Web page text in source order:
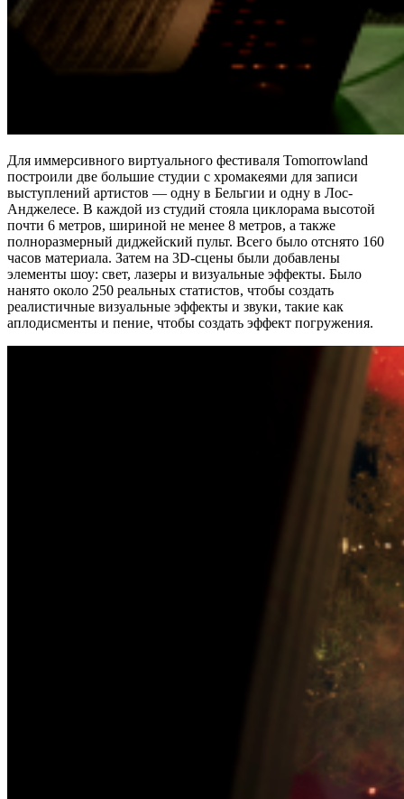
Для иммерсивного виртуального фестиваля Tomorrowland
построили две большие студии с хромакеями для записи
выступлений артистов — одну в Бельгии и одну в Лос-
Анджелесе. В каждой из студий стояла циклорама высотой
почти 6 метров, шириной не менее 8 метров, а также
полноразмерный диджейский пульт. Всего было отснято 160
часов материала. Затем на 3D-сцены были добавлены
элементы шоу: свет, лазеры и визуальные эффекты. Было
нанято около 250 реальных статистов, чтобы создать
реалистичные визуальные эффекты и звуки, такие как
аплодисменты и пение, чтобы создать эффект погружения.